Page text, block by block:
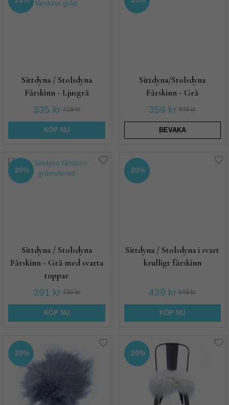
Sittdyna / Stolsdyna
Fårskinn - Ljusgrå
335 kr 419 kr
KÖP NU
Sittdyna/Stolsdyna
Fårskinn - Grå
359 kr 449 kr
BEVAKA
20%
Sittdyna / Stolsdyna
Fårskinn - Grå med svarta
toppar
391 kr 489 kr
KÖP NU
20%
Sittdyna / Stolsdyna i svart
krulligt fårskinn
439 kr 549 kr
KÖP NU
20% 20%